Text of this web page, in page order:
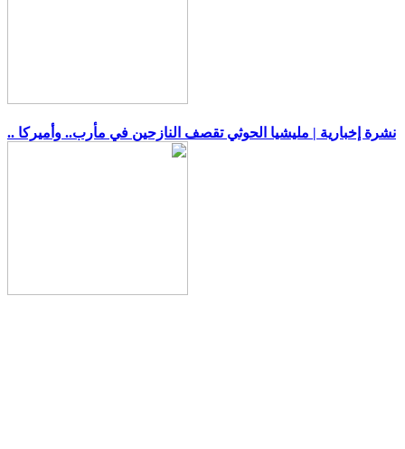
.. نشرة إخبارية | مليشيا الحوثي تقصف النازحين في مأرب.. وأميركا